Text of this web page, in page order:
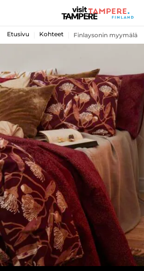
Etusivu Kohteet Finlaysonin myymälä